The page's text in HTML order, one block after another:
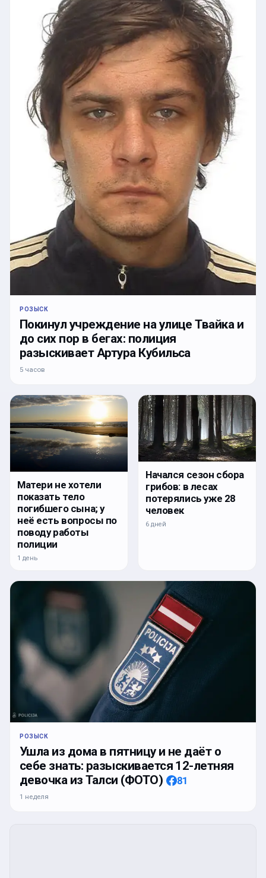
РОЗЫСК
Покинул учреждение на улице Твайка и
до сих пор в бегах: полиция
разыскивает Артура Кубильса
5 часов
Матери не хотели
показать тело
погибшего сына; у
неё есть вопросы по
поводу работы
полиции
1 день
Начался сезон сбора
грибов: в лесах
потерялись уже 28
человек
6 дней
РОЗЫСК
Ушла из дома в пятницу и не даёт о
себе знать: разыскивается 12-летняя
девочка из Талси (ФОТО)
81
1 неделя